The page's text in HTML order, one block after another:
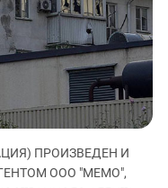
ПАЛЕСТИНУ
В ЧЕЧНЕ
АКТИВИСТОВ
И ПРОТЕСТЫ
ПРОИЗВЕДЕН И
ООО "МЕМО",